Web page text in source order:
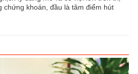
chứng khoán, đầu là tâm điểm hút